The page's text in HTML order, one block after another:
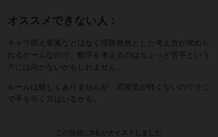
オススメできない人：
キャラ萌え要素などはなく理路整然とした考え方が求めら
れるゲームなので、数字を考えるのはちょっと苦手という
方には向かないかもしれません。
ルールは難しくありませんが、雰囲気が軽くないのでそこ
で手を引く方はいるかも。
この投稿に 0名がナイス！ しました